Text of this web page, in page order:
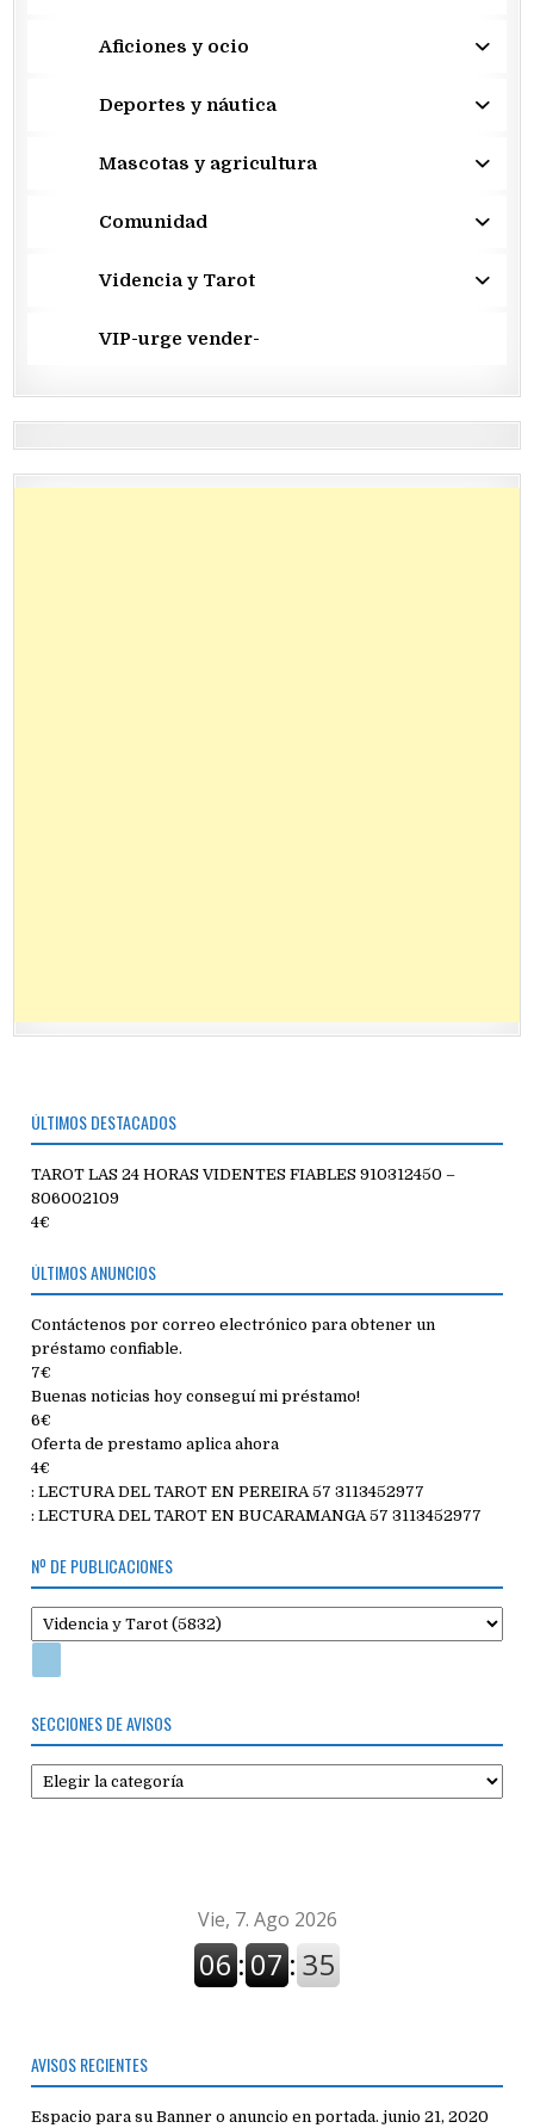
Aficiones y ocio
Deportes y náutica
Mascotas y agricultura
Comunidad
Videncia y Tarot
VIP-urge vender-
ÚLTIMOS DESTACADOS
TAROT LAS 24 HORAS VIDENTES FIABLES 910312450 –
806002109
4€
ÚLTIMOS ANUNCIOS
Contáctenos por correo electrónico para obtener un
préstamo confiable.
7€
Buenas noticias hoy conseguí mi préstamo!
6€
Oferta de prestamo aplica ahora
4€
: LECTURA DEL TAROT EN PEREIRA 57 3113452977
: LECTURA DEL TAROT EN BUCARAMANGA 57 3113452977
Nº DE PUBLICACIONES
SECCIONES DE AVISOS
Secciones
de
AVISOS RECIENTES
Espacio para su Banner o anuncio en portada. junio 21, 2020